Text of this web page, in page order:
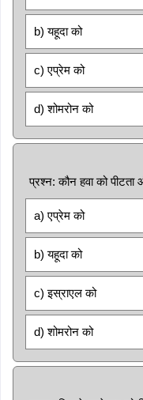
b) यहूदा को
c) एप्रेम को
d) शोमरोन को
प्रश्न: कौन हवा को
a) एप्रेम को
b) यहूदा को
c) इस्राएल को
d) शोमरोन को